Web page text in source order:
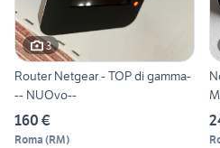
3
Router Netgear - TOP di gamma-
-- NUOvo--
160 €
Roma (RM)